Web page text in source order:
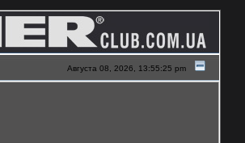
Августа 08, 2026, 13:55:25 pm